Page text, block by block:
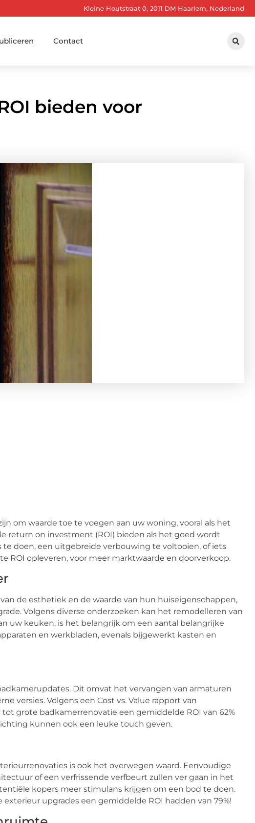
Kleine Houtstraat 0, 2011 DM Haarlem, Nederland
Contact
bieden voor
om waarde toe te voegen aan uw woning, vooral als het
return on investment (ROI) bieden als het goed wordt
te doen, een uitgebreide verbouwing te voltooien, of iets
ROI opleveren, voor meer marktwaarde en doorverkoop.
de esthetiek en de waarde van hun huiseigenschappen,
Volgens diverse onderzoeken kan het remodelleren van
uw keuken, is het belangrijk om een aantal belangrijke
en werkbladen, evenals bijgewerkt kasten en
Dit omvat het vervangen van armaturen
versies. Volgens een Cost vs. Value rapport van
grote badkamerrenovatie een gemiddelde ROI van 62%
kunnen ook een leuke touch geven.
is ook het overwegen waard. Eenvoudige
of een verfrissende verfbeurt zullen ver gaan in het
kopers meer stimulans krijgen om een bod te doen.
upgrades een gemiddelde ROI hadden van 79%!